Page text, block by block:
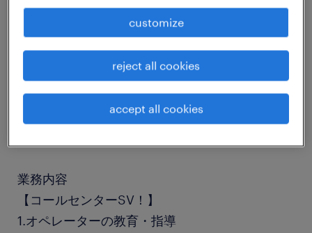
job details
職種
スーパーバイザー
業務内容
【コールセンターSV！】
1.オペレーターの教育・指導
customize
reject all cookies
accept all cookies